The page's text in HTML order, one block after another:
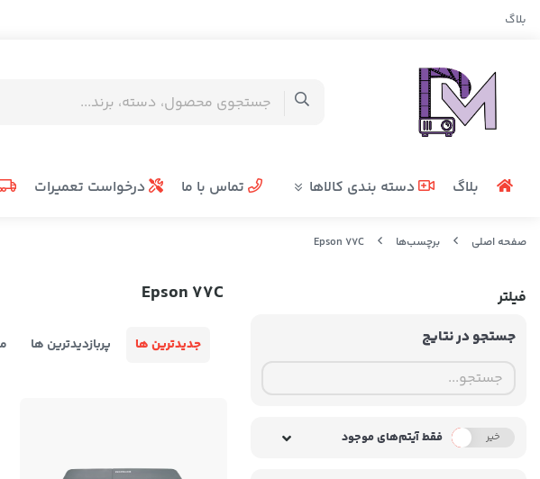
بلاگ
بلاگ دسته بندی کالاها تماس با ما درخواست تعمیرات
صفحه اصلی برچسب‌ها Epson 77C
فیلتر
جستجو در نتایج
بله خیر فقط آیتم‌های موجود
Epson 77C
جدیدترین ها پربازدیدترین ها